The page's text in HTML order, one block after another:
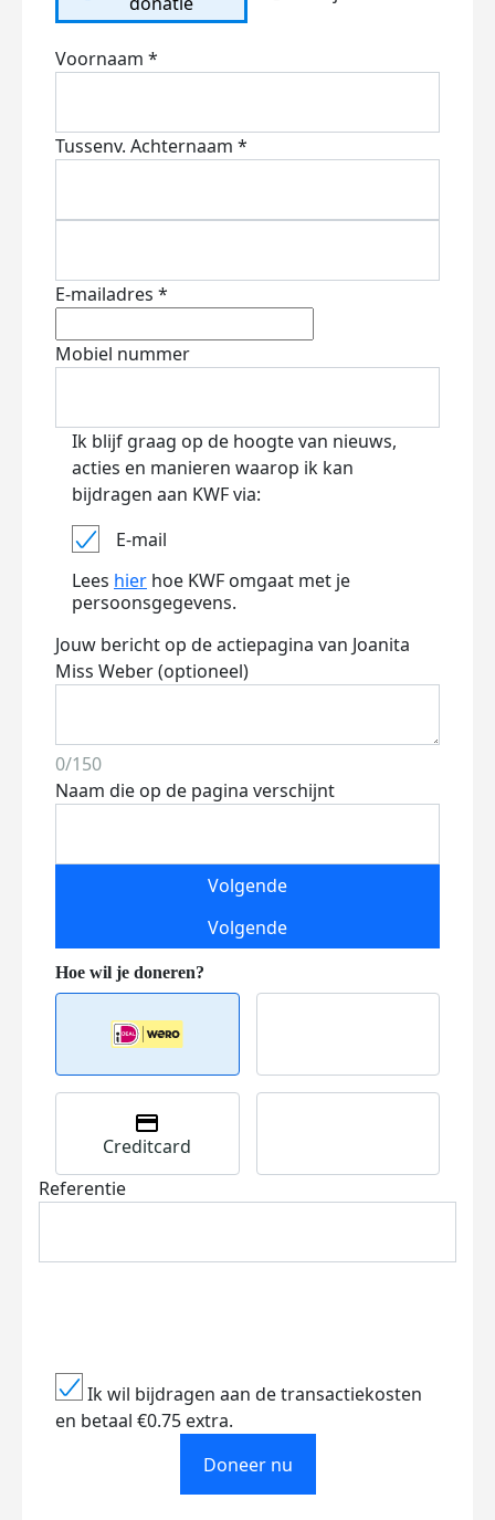
Voornaam *
Tussenv. Achternaam *
E-mailadres *
Mobiel nummer
Ik blijf graag op de hoogte van nieuws,
acties en manieren waarop ik kan
bijdragen aan KWF via:
E-mail
Lees hier hoe KWF omgaat met je
persoonsgegevens.
Jouw bericht op de actiepagina van Joanita
Miss Weber (optioneel)
0/150
Naam die op de pagina verschijnt
Volgende
Volgende
Creditcard
Referentie
Ik wil bijdragen aan de transactiekosten
en betaal €0.75 extra.
Doneer nu